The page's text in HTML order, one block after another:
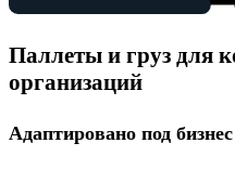
Паллеты и груз для
организаций
Адаптировано под